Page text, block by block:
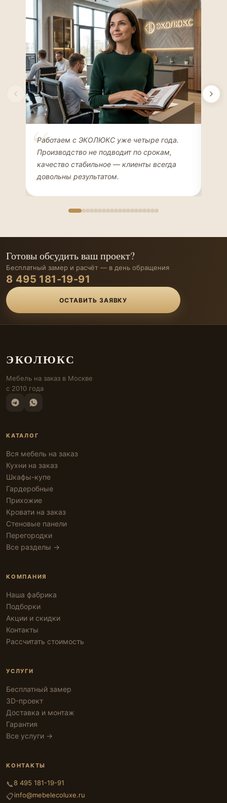
Елена Соколова
ДИЗАЙНЕР ИНТЕРЬЕРОВ
Работаем с ЭКОЛЮКС уже четыре года.
Производство не подводит по срокам,
качество стабильное — клиенты всегда
довольны результатом.
Готовы обсудить ваш проект?
Бесплатный замер и расчёт — в день обращения
8 495 181-19-91
ОСТАВИТЬ ЗАЯВКУ
ЭКОЛЮКС
Мебель на заказ в Москве
с 2010 года
КАТАЛОГ
Вся мебель на заказ
Кухни на заказ
Шкафы-купе
Гардеробные
Прихожие
Кровати на заказ
Стеновые панели
Перегородки
Все разделы →
КОМПАНИЯ
Наша фабрика
Подборки
Акции и скидки
Контакты
Рассчитать стоимость
УСЛУГИ
Бесплатный замер
3D-проект
Доставка и монтаж
Гарантия
Все услуги →
КОНТАКТЫ
📞8 495 181-19-91
📋info@mebelecoluxe.ru